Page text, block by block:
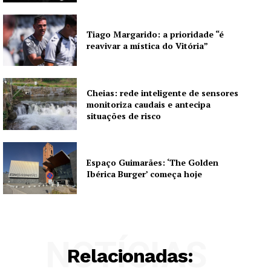
Tiago Margarido: a prioridade “é
reavivar a mística do Vitória”
Cheias: rede inteligente de sensores
monitoriza caudais e antecipa
situações de risco
Espaço Guimarães: ‘The Golden
Ibérica Burger’ começa hoje
Relacionadas:
NOTÍCIAS